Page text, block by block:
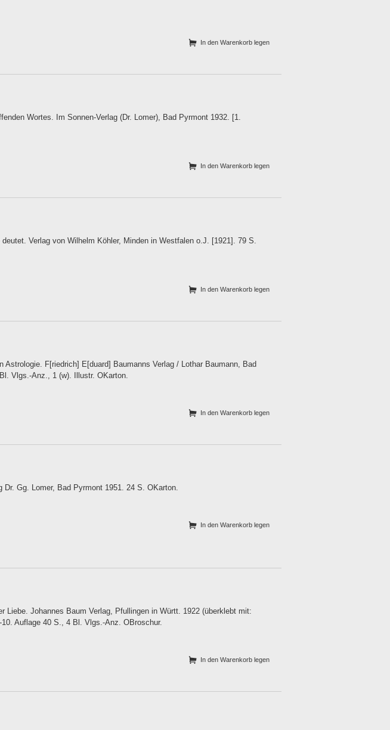
In den Warenkorb legen
Wortes. Im Sonnen-Verlag (Dr. Lomer), Bad Pyrmont 1932. [1.
In den Warenkorb legen
Verlag von Wilhelm Köhler, Minden in Westfalen o.J. [1921]. 79 S.
In den Warenkorb legen
Astrologie. F[riedrich] E[duard] Baumanns Verlag / Lothar Baumann, Bad
Vlgs.-Anz., 1 (w). Illustr. OKarton.
In den Warenkorb legen
Dr. Gg. Lomer, Bad Pyrmont 1951. 24 S. OKarton.
In den Warenkorb legen
Liebe. Johannes Baum Verlag, Pfullingen in Württ. 1922 (überklebt mit:
Auflage 40 S., 4 Bl. Vlgs.-Anz. OBroschur.
In den Warenkorb legen